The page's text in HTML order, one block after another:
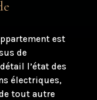
est
de
l’état des
électriques,
tout autre